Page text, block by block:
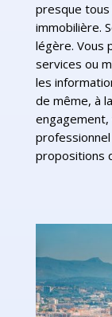
presque tous
immobilière.
légère. Vous
services ou
les
de même, à
engagement,
propositions